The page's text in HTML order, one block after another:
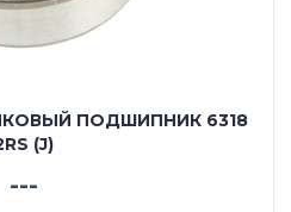
ПОДШИПНИК 6318
(J)
---